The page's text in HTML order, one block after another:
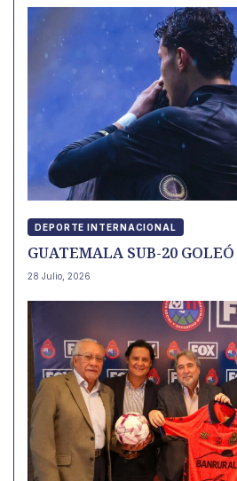
DEPORTE INTERNACIONAL
GUATEMALA SUB-20 GOLEÓ
28 Julio, 2026